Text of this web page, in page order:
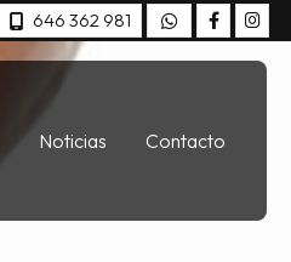
646 362 981
Noticias Contacto